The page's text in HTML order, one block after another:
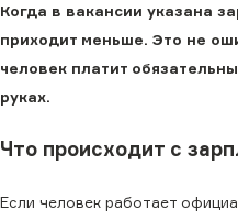
Когда в вакансии указана
приходит меньше. Это не
человек платит
руках.
Что происходит с
Если человек работает